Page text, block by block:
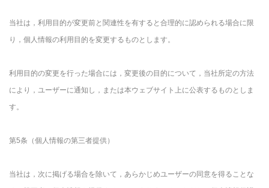
当社は，利用目的が変更前と関連性を有すると合理的に認められる場合に限
り，個人情報の利用目的を変更するものとします。
利用目的の変更を行った場合には，変更後の目的について，当社所定の方法
により，ユーザーに通知し，または本ウェブサイト上に公表するものとしま
す。
第5条（個人情報の第三者提供）
当社は，次に掲げる場合を除いて，あらかじめユーザーの同意を得ることな